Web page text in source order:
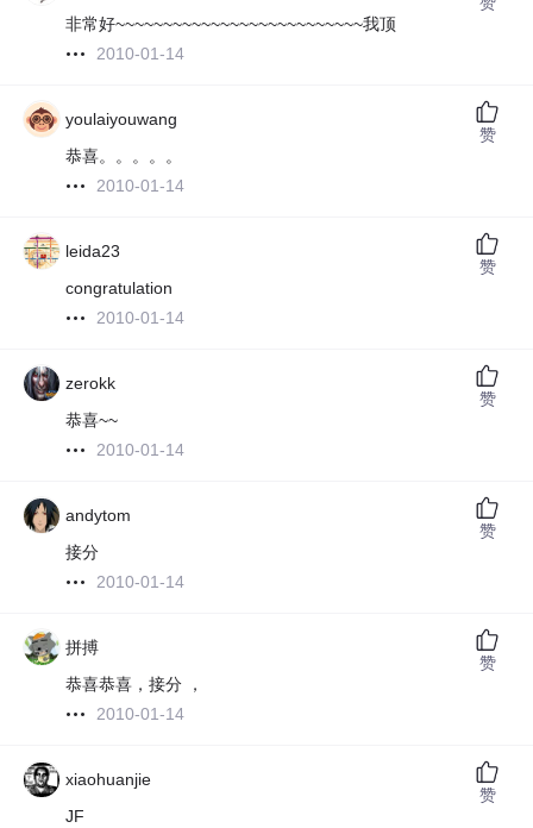
非常好~~~~~~~~~~~~~~~~~~~~~~~~~~我顶
2010-01-14
youlaiyouwang
恭喜。。。。。
2010-01-14
赞
leida23
congratulation
2010-01-14
赞
zerokk
恭喜~~
2010-01-14
赞
andytom
接分
2010-01-14
赞
拼搏
恭喜恭喜，接分 ，
2010-01-14
赞
xiaohuanjie
JF
赞